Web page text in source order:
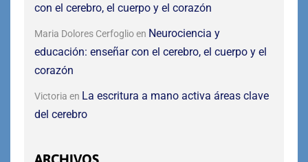
con el cerebro, el cuerpo y el corazón
Maria Dolores Cerfoglioen Neurociencia y
educación: enseñar con el cerebro, el cuerpo y el
corazón
Victoria en La escritura a mano activa áreas clave
del cerebro